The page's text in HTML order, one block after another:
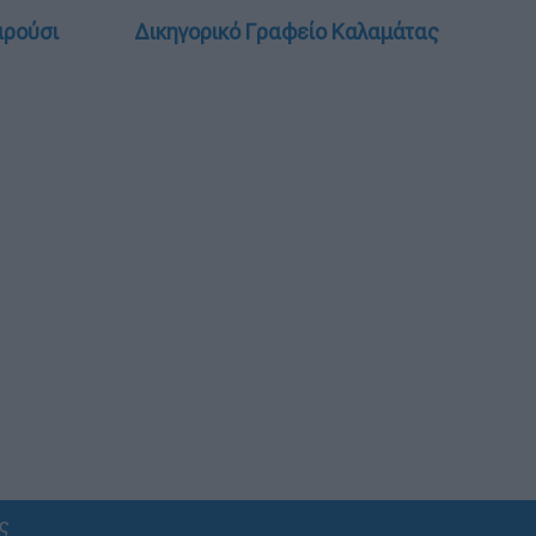
Δικηγορικό Γραφείο Καλαμάτας